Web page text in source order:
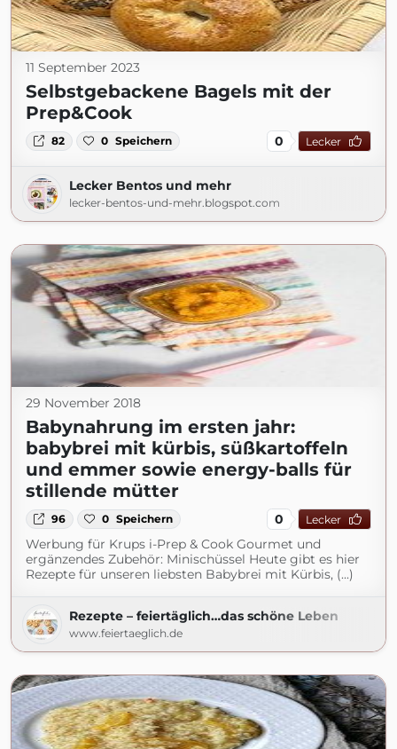
11 September 2023
Selbstgebackene Bagels mit der
Prep&Cook
82 0 Speichern 0 Lecker
Lecker Bentos und mehr
lecker-bentos-und-mehr.blogspot.com
29 November 2018
Babynahrung im ersten jahr:
babybrei mit kürbis, süßkartoffeln
und emmer sowie energy-balls für
stillende mütter
96 0 Speichern 0 Lecker
Werbung für Krups i-Prep & Cook Gourmet und
ergänzendes Zubehör: Minischüssel Heute gibt es hier
Rezepte für unseren liebsten Babybrei mit Kürbis, (...)
Rezepte – feiertäglich…das schöne Leben
www.feiertaeglich.de